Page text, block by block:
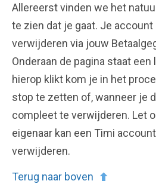
Allereerst vinden we het
te zien dat je gaat. Je
verwijderen via jouw
Onderaan de pagina staat een
hierop klikt kom je in het
stop te zetten of, wanneer je
compleet te verwijderen. Let
eigenaar kan een Timi
verwijderen.
Terug naar boven